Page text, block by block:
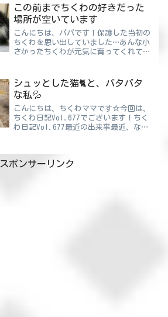
頃に10万円越えるものをねだった記憶
ってないですよ。普通に...
この前までちくわの好きだった
場所が空いています
こんにちは、パパです！保護した当初の
ちくわを思い出していました…あんな小
さかったちくわが元気に育ってくれてう
多かったですね(;^_^Aソファで横にな
っている時もですけど...
シュッとした猫🐈と、バタバタ
な私💦
こんにちは、ちくわママです☆今回は、
ちくわ日記Vol.677でございます！ちく
わ日記Vol.677最近の出来事最近、なん
がら過ごしています😓特別なことがあ
ったわけでもな...
スポンサーリンク